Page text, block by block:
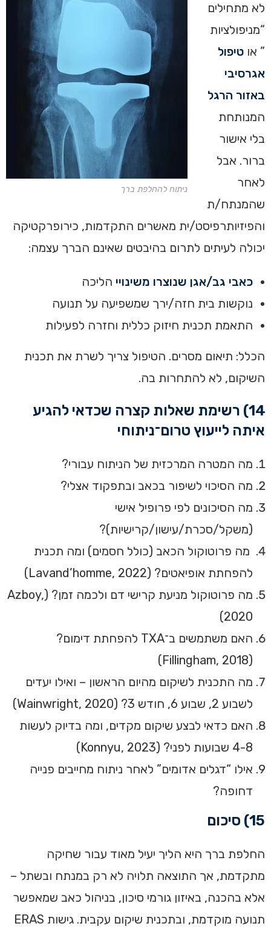
ניתוח להחלפת ברך
לא מתחילים
“מניפולציות
” או טיפול
אגרסיבי
באזור הרגל
המנותחת
בלי אישור
ברור. אבל
לאחר
שהמנתח/ת
והפיזיותרפיסט/ית מאשרים התקדמות, כירופרקטיקה
יכולה לעיתים לתרום בהיבטים שאינם הברך עצמה:
כאבי גב/אגן שנוצרו משינויי הליכה
נוקשות בית חזה/ירך שמשפיעה על תנועה
התאמת תכנית חיזוק כללית וחזרה לפעילות
הכלל: תיאום מסרים. הטיפול צריך לשרת את תכנית
השיקום, לא להתחרות בה.
14) רשימת שאלות קצרה שכדאי להגיע
איתה לייעוץ טרום־ניתוחי
מה המטרה המרכזית של הניתוח עבורי?
מה הסיכוי לשיפור בכאב ובתפקוד אצלי?
מה הסיכונים לפי פרופיל אישי
(משקל/סכרת/עישון/קרישיות)?
מה פרוטוקול הכאב (כולל חסמים) ומה תכנית
להפחתת אופיאטים? (Lavand’homme, 2022)
מה פרוטוקול מניעת קרישי דם ולכמה זמן? (Azboy,
2020)
האם משתמשים ב־TXA להפחתת דימום?
(Fillingham, 2018)
מה התכנית לשיקום מהיום הראשון – ואילו יעדים
לשבוע 2, שבוע 6, חודש 3? (Wainwright, 2020)
האם כדאי לבצע שיקום מקדים, ומה בדיוק לעשות
4-8 שבועות לפני? (Konnyu, 2023)
אילו “דגלים אדומים” לאחר ניתוח מחייבים פנייה
דחופה?
15) סיכום
החלפת ברך היא הליך יעיל מאוד עבור שחיקה
מתקדמת, אך התוצאה תלויה לא רק במנתח ובשתל –
אלא בהכנה, באיזון גורמי סיכון, בניהול כאב שמאפשר
תנועה מוקדמת, ובתכנית שיקום עקבית. גישות ERAS